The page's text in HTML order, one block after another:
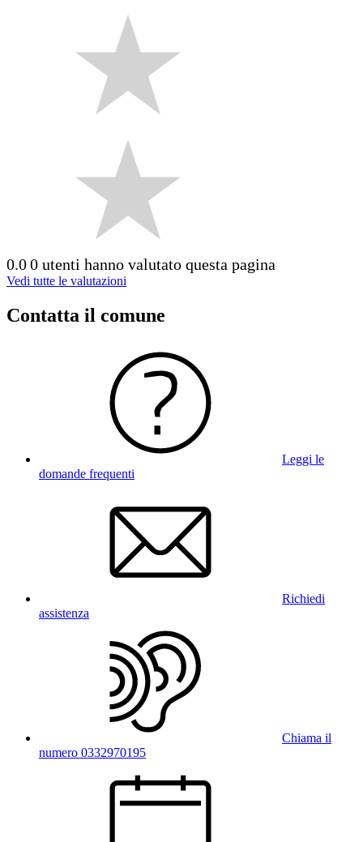
0.00 utenti hanno valutato questa pagina
Vedi tutte le valutazioni
Contatta il comune
Leggi le
domande frequenti
Richiedi
assistenza
Chiama il
numero 0332970195